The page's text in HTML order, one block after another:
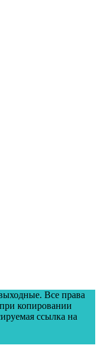
Все права
копировании
ссылка на